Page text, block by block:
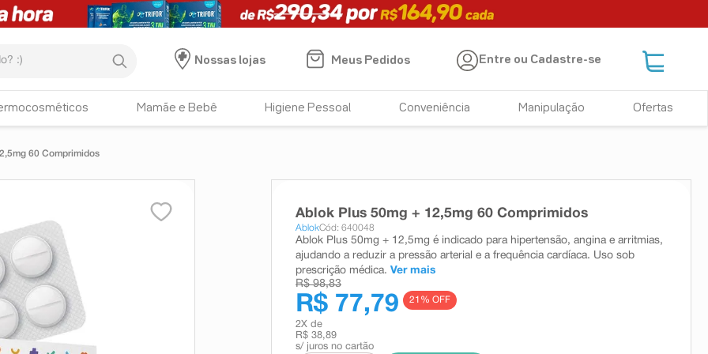
Nossas lojas
Meus Pedidos Entre ou Cadastre-se
Mamãe e Bebê Higiene Pessoal Conveniência Manipulação Ofertas
60 Comprimidos
Ablok Plus 50mg + 12,5mg 60 Comprimidos
AblokCód: 640048
Ablok Plus 50mg + 12,5mg é indicado para hipertensão, angina e arritmias,
ajudando a reduzir a pressão arterial e a frequência cardíaca. Uso sob
prescrição médica. Ver mais
R$ 98,83
R$ 77,79 21 % OFF
2X de
R$ 38,89
s/ juros no cartão